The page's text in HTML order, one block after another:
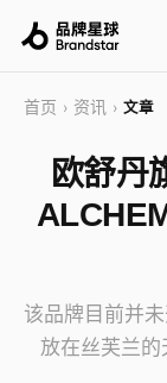
首页 › 资讯 › 文章
欧舒丹
该品牌目前并
放在丝芙兰